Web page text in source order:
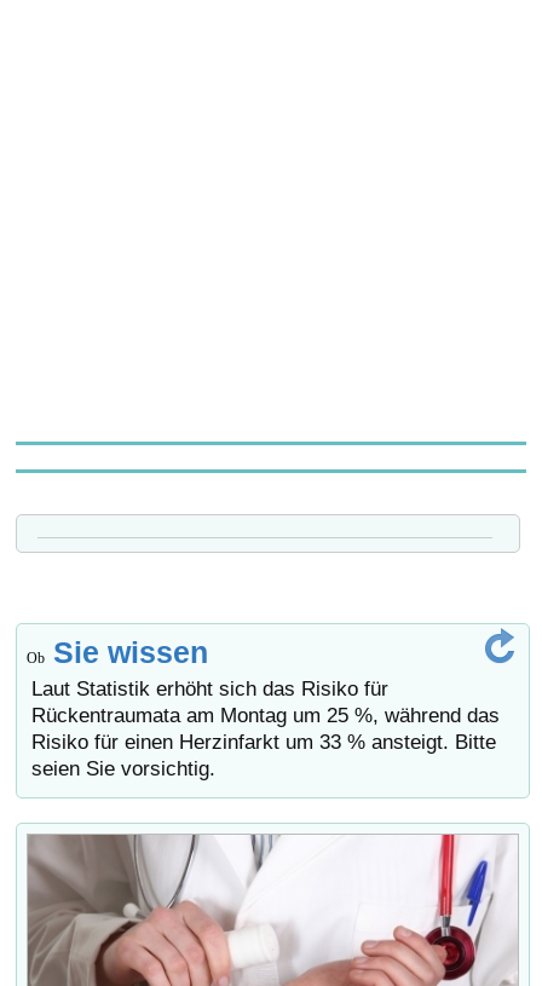
Ob Sie wissen
Laut Statistik erhöht sich das Risiko für
Rückentraumata am Montag um 25 %, während das
Risiko für einen Herzinfarkt um 33 % ansteigt. Bitte
seien Sie vorsichtig.